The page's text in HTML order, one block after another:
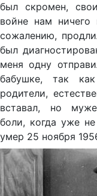
был скромен,
войне нам ничего
сожалению,
был
меня одну
бабушке, так
родители,
вставал, но
боли, когда уже
умер 25 ноября